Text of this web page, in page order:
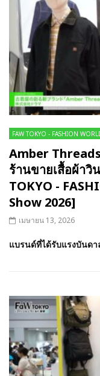
FAW TOKYO - FASHION
Amber
ร้านขายเสื้อผ้าวิ
TOKYO -
Show 2026]
เมษายน 13, 2026
แบรนด์ที่ได้รับแรงบันดา